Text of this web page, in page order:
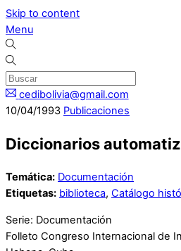
Skip to content
Menu
cedibolivia@gmail.com
10/04/1993 Publicaciones
Diccionarios
Temática: Documentación
Etiquetas: biblioteca, Catálogo
Serie: Documentación
Folleto Congreso Internacional de